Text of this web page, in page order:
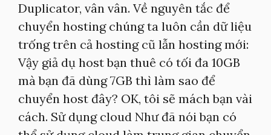
Duplicator, vân vân. Về nguyên tắc để
chuyển hosting chúng ta luôn cần dữ liệu
trống trên cả hosting cũ lẫn hosting mới:
Vậy giả dụ host bạn thuê có tối đa 10GB
mà bạn đã dùng 7GB thì làm sao để
chuyển host đây? OK, tôi sẽ mách bạn vài
cách. Sử dụng cloud Như đã nói bạn có